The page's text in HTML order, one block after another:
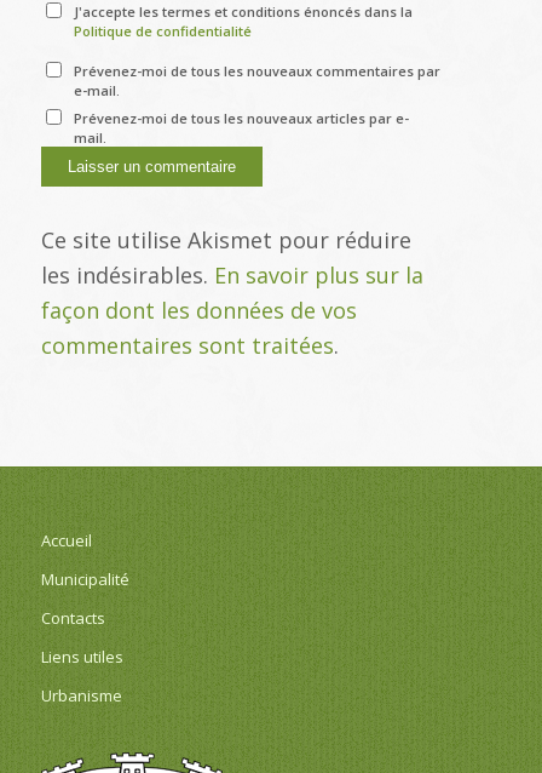
J'accepte les termes et conditions énoncés dans la
Politique de confidentialité
Prévenez-moi de tous les nouveaux commentaires par
e-mail.
Prévenez-moi de tous les nouveaux articles par e-
mail.
Ce site utilise Akismet pour réduire
les indésirables. En savoir plus sur la
façon dont les données de vos
commentaires sont traitées.
Accueil
Municipalité
Contacts
Liens utiles
Urbanisme